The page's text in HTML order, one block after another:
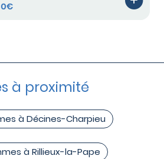
à proximité
à Décines-Charpieu
à Rillieux-la-Pape